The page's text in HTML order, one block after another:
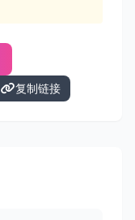
复制链接